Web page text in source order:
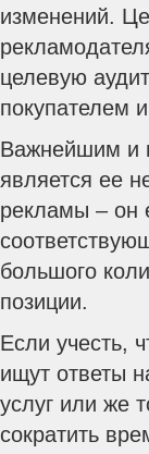
изменений.
целевую
покупателем
Важнейшим и
является ее
рекламы – он
большого
позиции.
Если учесть,
ищут ответы
услуг или же
сократить